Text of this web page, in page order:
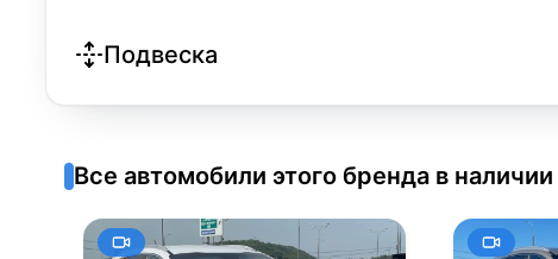
Подвеска
Все автомобили этого бренда в наличии